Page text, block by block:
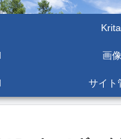
画
サイト